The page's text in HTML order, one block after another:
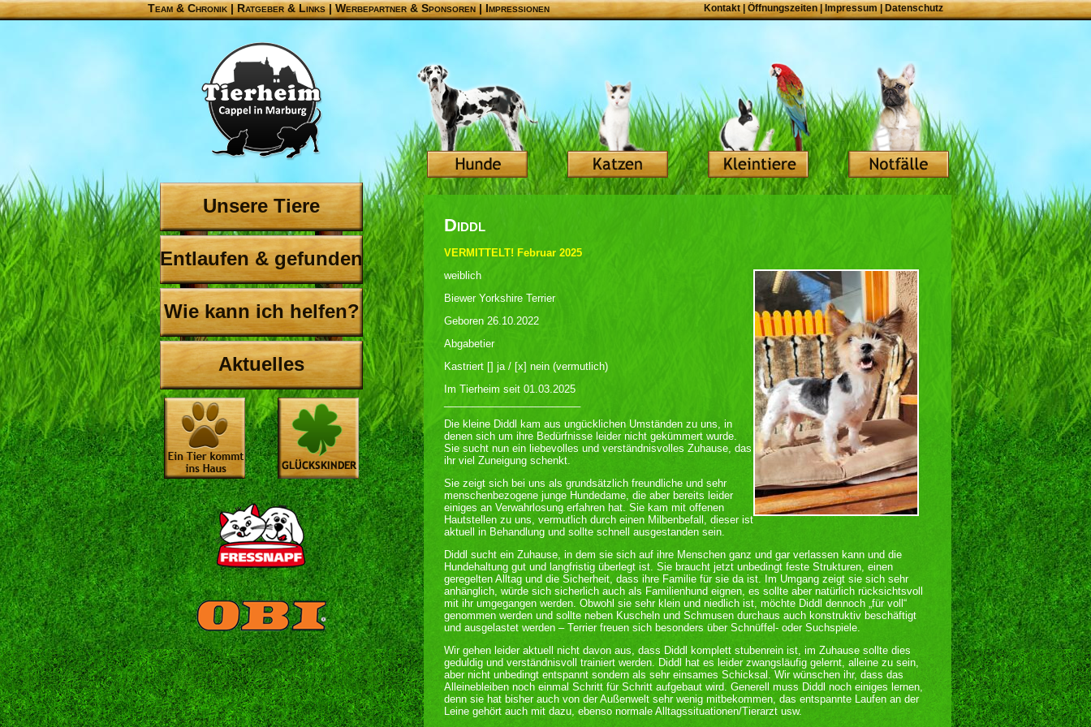
Team & Chronik |Ratgeber & Links|Werbepartner & Sponsoren|Impressionen Kontakt Öffnungszeiten| Impressum|Datenschutz
Unsere Tiere
Entlaufen & gefunden
Wie kann ich helfen?
Aktuelles
Diddl
VERMITTELT! Februar 2025
weiblich
Biewer Yorkshire Terrier
Geboren 26.10.2022
Abgabetier
Kastriert [] ja / [x] nein (vermutlich)
Im Tierheim seit 01.03.2025
Die kleine Diddl kam aus ungücklichen Umständen zu uns, in
denen sich um ihre Bedürfnisse leider nicht gekümmert wurde.
Sie sucht nun ein liebevolles und verständnisvolles Zuhause, das
ihr viel Zuneigung schenkt.
Sie zeigt sich bei uns als grundsätzlich freundliche und sehr
menschenbezogene junge Hundedame, die aber bereits leider
einiges an Verwahrlosung erfahren hat. Sie kam mit offenen
Hautstellen zu uns, vermutlich durch einen Milbenbefall, dieser ist
aktuell in Behandlung und sollte schnell ausgestanden sein.
Diddl sucht ein Zuhause, in dem sie sich auf ihre Menschen ganz und gar verlassen kann und die
Hundehaltung gut und langfristig überlegt ist. Sie braucht jetzt unbedingt feste Strukturen, einen
geregelten Alltag und die Sicherheit, dass ihre Familie für sie da ist. Im Umgang zeigt sie sich sehr
anhänglich, würde sich sicherlich auch als Familienhund eignen, es sollte aber natürlich rücksichtsvoll
mit ihr umgegangen werden. Obwohl sie sehr klein und niedlich ist, möchte Diddl dennoch „für voll“
genommen werden und sollte neben Kuscheln und Schmusen durchaus auch konstruktiv beschäftigt
und ausgelastet werden – Terrier freuen sich besonders über Schnüffel- oder Suchspiele.
Wir gehen leider aktuell nicht davon aus, dass Diddl komplett stubenrein ist, im Zuhause sollte dies
geduldig und verständnisvoll trainiert werden. Diddl hat es leider zwangsläufig gelernt, alleine zu sein,
aber nicht unbedingt entspannt sondern als sehr einsames Schicksal. Wir wünschen ihr, dass das
Alleinebleiben noch einmal Schritt für Schritt aufgebaut wird. Generell muss Diddl noch einiges lernen,
denn sie hat bisher auch von der Außenwelt sehr wenig mitbekommen, das entspannte Laufen an der
Leine gehört auch mit dazu, ebenso normale Alltagssituationen/Tierarzt usw.